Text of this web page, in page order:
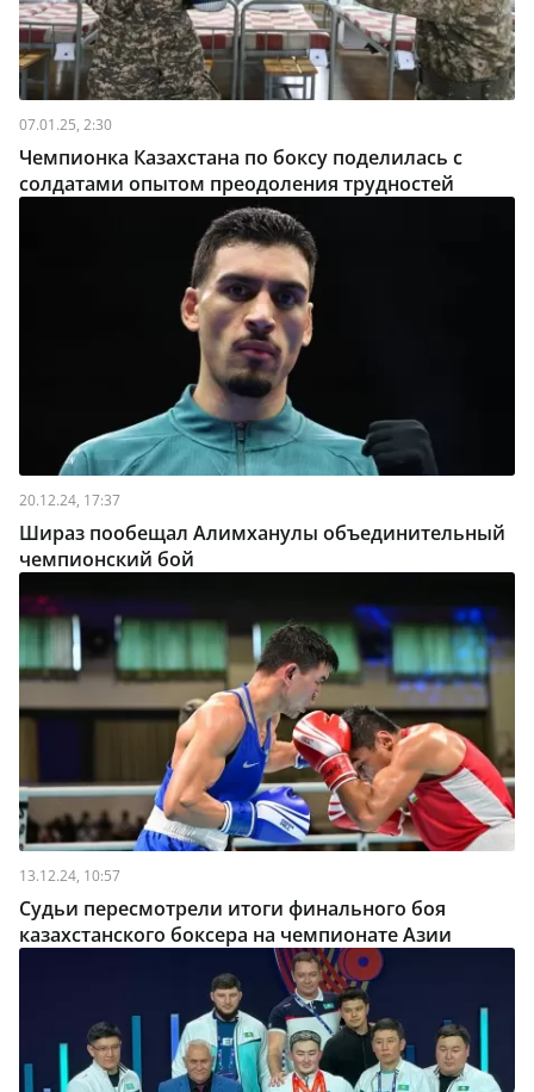
07.01.25, 2:30
Чемпионка Казахстана по боксу поделилась с
солдатами опытом преодоления трудностей
20.12.24, 17:37
Шираз пообещал Алимханулы объединительный
чемпионский бой
13.12.24, 10:57
Судьи пересмотрели итоги финального боя
казахстанского боксера на чемпионате Азии